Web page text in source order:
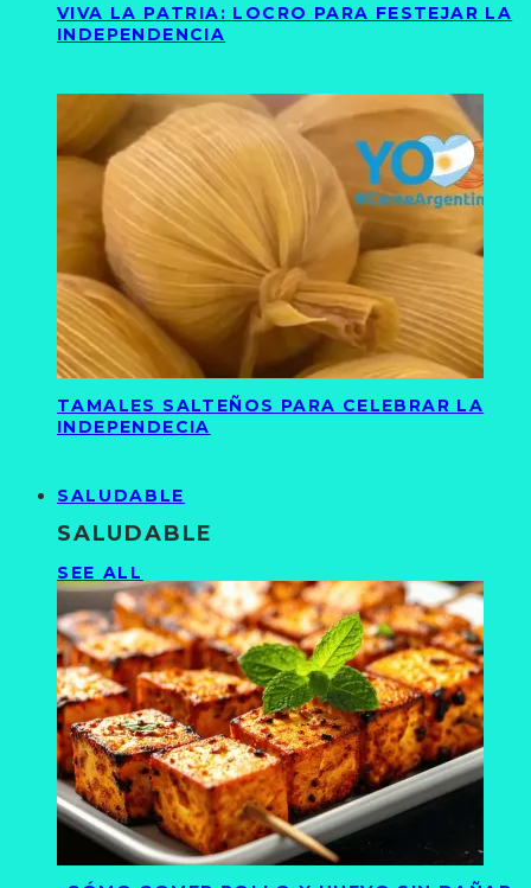
VIVA LA PATRIA: LOCRO PARA FESTEJAR LA
INDEPENDENCIA
TAMALES SALTEÑOS PARA CELEBRAR LA
INDEPENDECIA
SALUDABLE
SALUDABLE
SEE ALL